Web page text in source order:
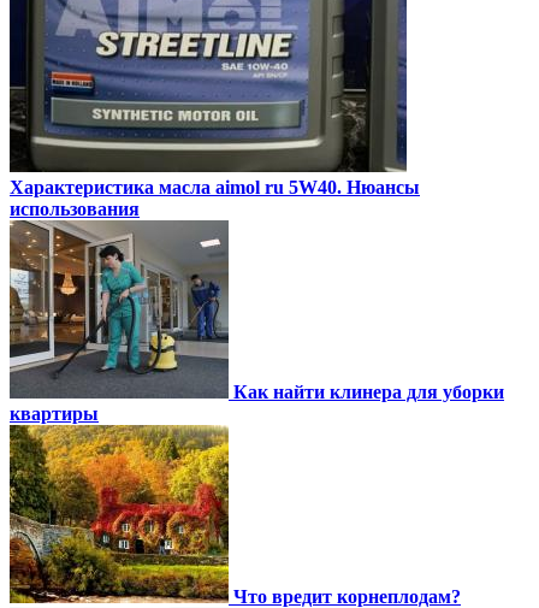
Характеристика масла aimol ru 5W40. Нюансы
использования
Как найти клинера для уборки
квартиры
Что вредит корнеплодам?